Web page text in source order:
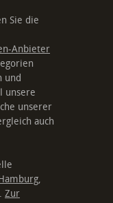
Sie die
Anbieter
und
unsere
unserer
auch
,
Zur